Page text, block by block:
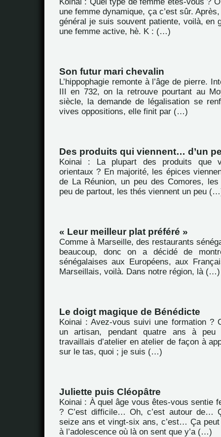
une femme dynamique, ça c’est sûr.
général je suis souvent patiente, voilà, en
une femme active, hè. K : (…)
Son futur mari chevalin
L’hippophagie remonte à l’âge de pierre.
III en 732, on la retrouve pourtant au
siècle, la demande de légalisation se
vives oppositions, elle finit par (…)
Des produits qui viennent… d’un
Koinai : La plupart des produits que
orientaux ? En majorité, les épices
de La Réunion, un peu des Comores,
peu de partout, les thés viennent un peu
« Leur meilleur plat préféré »
Comme à Marseille, des restaurants
beaucoup, donc on a décidé de
sénégalaises aux Européens, aux
Marseillais, voilà. Dans notre région, là (…)
Le doigt magique de Bénédicte
Koinai : Avez-vous suivi une formation ?
un artisan, pendant quatre ans à
travaillais d’atelier en atelier de façon à
sur le tas, quoi ; je suis (…)
Juliette puis Cléopâtre
Koinai : À quel âge vous êtes-vous sentie
? C’est difficile… Oh, c’est autour de…
seize ans et vingt-six ans, c’est… Ça
à l’adolescence où là on sent que y’a (…)